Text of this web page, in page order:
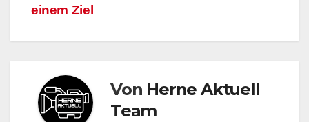
einem Ziel
Von Herne Aktuell
Team